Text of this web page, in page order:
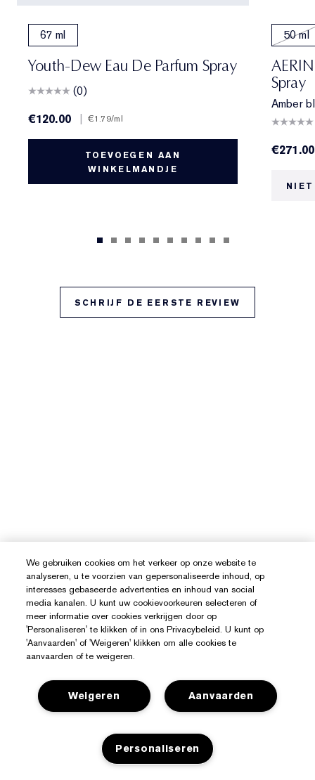
67 ml
Youth-Dew Eau De Parfum Spray
(0)
€120.00
| €1.79/ml
TOEVOEGEN AAN
WINKELMANDJE
50 ml
Spray
Amber
€271.00
NIET
SCHRIJF DE EERSTE REVIEW
We gebruiken cookies om het verkeer op onze website te
analyseren, u te voorzien van gepersonaliseerde inhoud, op
interesses gebaseerde advertenties en inhoud van social
media kanalen. U kunt uw cookievoorkeuren selecteren of
meer informatie over cookies verkrijgen door op
'Personaliseren' te klikken of in ons Privacybeleid. U kunt op
'Aanvaarden' of 'Weigeren' klikken om alle cookies te
aanvaarden of te weigeren.
Aanvaarden
Weigeren
Personaliseren